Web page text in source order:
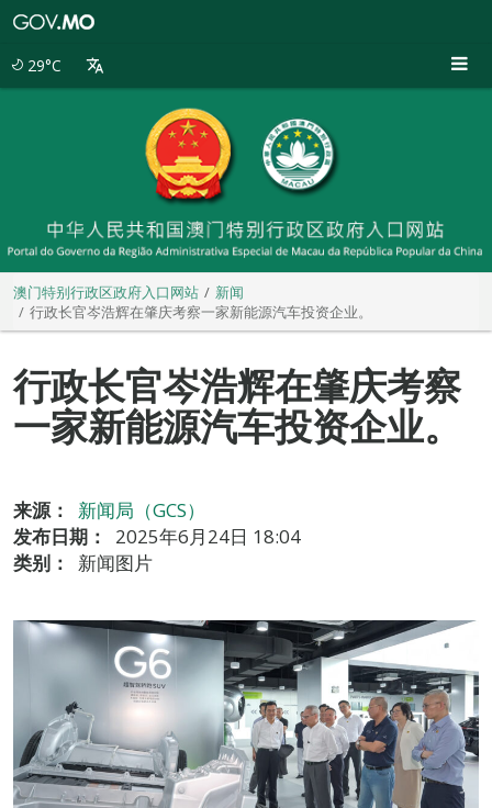
29°C
澳门特别行政区政府入口网站
新闻
行政长官岑浩辉在肇庆考察一家新能源汽车投资企业。
行政长官岑浩辉在肇庆考察
一家新能源汽车投资企业。
来源：
新闻局（GCS）
发布日期：
2025年6月24日 18:04
类别：
新闻图片